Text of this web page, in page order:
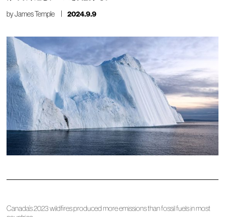
byJames Temple 2024.9.9
Canada’s 2023 wildfires produced more emissions than fossil fuels in most